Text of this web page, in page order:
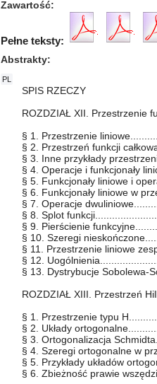
Zawartość
Pełne teksty:
Abstrakty
PL
SPIS RZECZY
ROZDZIAŁ XII. Przestrzenie
§ 1. Przestrzenie
§ 2. Przestrzeń funkcji
§ 3. Inne przykłady
§ 4. Operacje i funkcjonały
§ 5. Funkcjonały liniowe i
§ 6. Funkcjonały liniowe w
§ 7. Operacje
§ 8. Splot
§ 9. Pierścienie
§ 10. Szeregi
§ 11. Przestrzenie liniowe
§ 12.
§ 13. Dystrybucje Sobolewa-
ROZDZIAŁ XIII. Przestrzeń
§ 1. Przestrzenie typu
§ 2. Układy
§ 3. Ortogonalizacja
§ 4. Szeregi ortogonalne w
§ 5. Przykłady układów
§ 6. Zbieżność prawie